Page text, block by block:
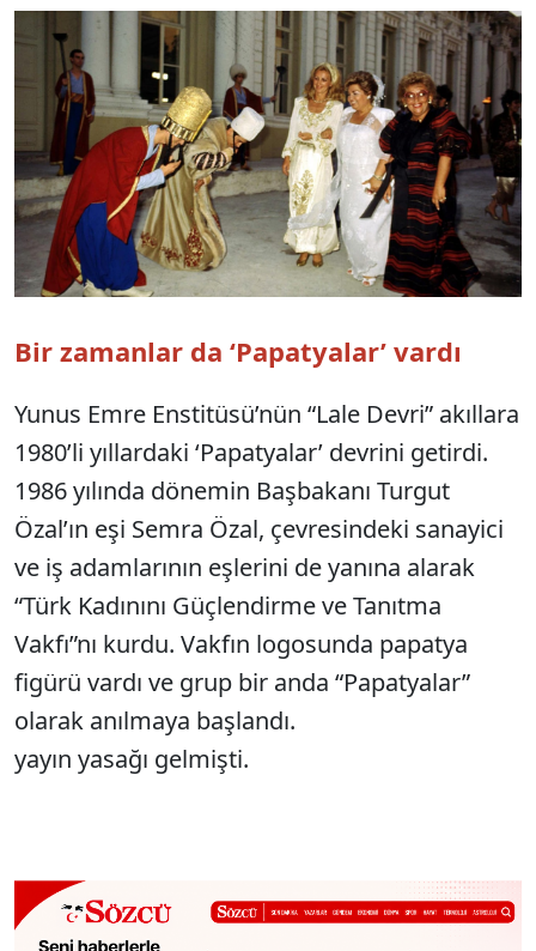
Bir zamanlar da ‘Papatyalar’ vardı
Yunus Emre Enstitüsü’nün “Lale Devri” akıllara
1980’li yıllardaki ‘Papatyalar’ devrini getirdi.
1986 yılında dönemin Başbakanı Turgut
Özal’ın eşi Semra Özal, çevresindeki sanayici
ve iş adamlarının eşlerini de yanına alarak
“Türk Kadınını Güçlendirme ve Tanıtma
Vakfı”nı kurdu. Vakfın logosunda papatya
figürü vardı ve grup bir anda “Papatyalar”
olarak anılmaya başlandı.
yayın yasağı gelmişti.